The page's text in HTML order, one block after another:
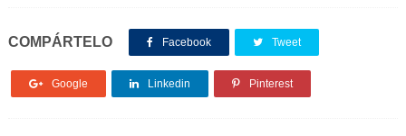
COMPÁRTELO Facebook Tweet
Google Linkedin Pinterest